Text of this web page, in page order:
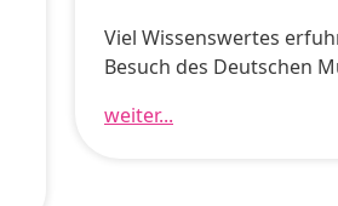
Viel Wissenswertes
Besuch des Deutschen
weiter...